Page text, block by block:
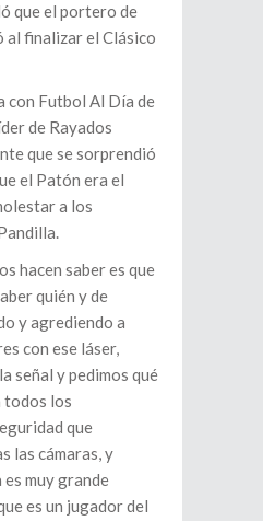
que el portero de
al finalizar el Clásico
con Futbol Al Día de
de Rayados
que se sorprendió
el Patón era el
a los
hacen saber es que
quién y de
y agrediendo a
con ese láser,
señal y pedimos qué
todos los
que
las cámaras, y
muy grande
es un jugador del